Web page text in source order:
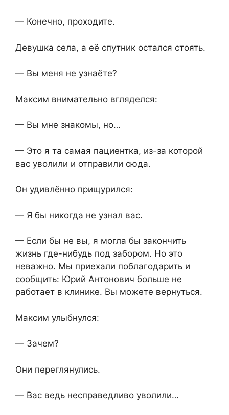
— Конечно, проходите.
Девушка села, а её спутник остался стоять.
— Вы меня не узнаёте?
Максим внимательно вгляделся:
— Вы мне знакомы, но…
— Это я та самая пациентка, из-за которой
вас уволили и отправили сюда.
Он удивлённо прищурился:
— Я бы никогда не узнал вас.
— Если бы не вы, я могла бы закончить
жизнь где-нибудь под забором. Но это
неважно. Мы приехали поблагодарить и
сообщить: Юрий Антонович больше не
работает в клинике. Вы можете вернуться.
Максим улыбнулся:
— Зачем?
Они переглянулись.
— Вас ведь несправедливо уволили…